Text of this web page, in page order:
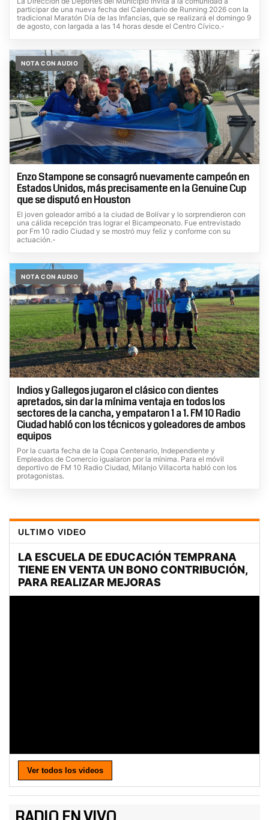
participar de una nueva fecha del Calendario de Running 2026 con la
tradicional Maratón Día de las Infancias, que se realizará el domingo 9
de agosto, con largada a las 14 horas desde el Centro Cívico.-
NOTA CON AUDIO
Enzo Stampone se consagró nuevamente campeón en
Estados Unidos, más precisamente en la Genuine Cup
que se disputó en Houston
El joven goleador arribó a la ciudad de Bolívar y lo sorprendieron con
una cálida recepción tras lograr el Bicampeonato. Fue entrevistado
por Fm 10 radio Ciudad y se mostró muy feliz y conforme con su
actuación.-
NOTA CON AUDIO
Indios y Gallegos jugaron el clásico con dientes
apretados, sin dar la mínima ventaja en todos los
sectores de la cancha, y empataron 1 a 1. FM 10 Radio
Ciudad habló con los técnicos y goleadores de ambos
equipos
Por la cuarta fecha de la Copa Centenario, Independiente y
Empleados de Comercio igualaron por la mínima. Para el móvil
deportivo de FM 10 Radio Ciudad, Milanjo Villacorta habló con los
protagonistas.
ULTIMO VIDEO
Ver todos los videos